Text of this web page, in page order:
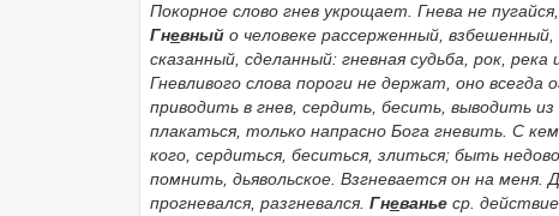
Покорное слово гнев укрощает. Гнева не
Гневный о человеке рассерженный,
сказанный, сделанный: гневная судьба, рок, река
Гневливого слова пороги не держат, оно всегда
приводить в гнев, сердить, бесить, выводить
плакаться, только напрасно Бога гневить. С
кого, сердиться, беситься, злиться; быть
помнить, дьявольское. Взгневается он на меня.
прогневался, разгневался. Гневанье ср.